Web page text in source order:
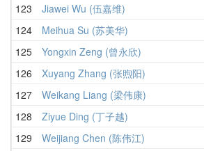
123
Jiawei Wu (伍嘉维)
124
Meihua Su (苏美华)
125
Yongxin Zeng (曾永欣)
126
Xuyang Zhang (张煦阳)
127
Weikang Liang (梁伟康)
128
Ziyue Ding (丁子越)
129
Weijiang Chen (陈伟江)